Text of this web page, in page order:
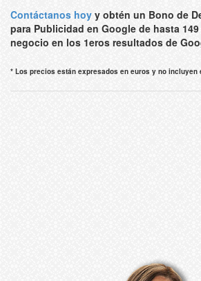
Contáctanos hoy y obtén un Bono de
para Publicidad en Google de hasta
negocio en los 1eros resultados de
* Los precios están expresados en euros y no incluyen